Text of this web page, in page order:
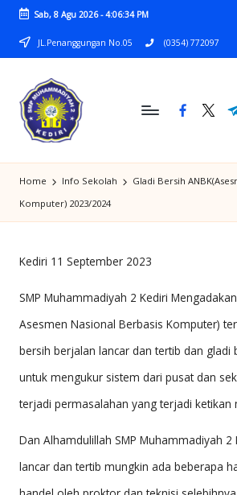
Skip
content
Sab, 8 Agu 2026-4:06:34 PM
JL.Penanggungan No.05 (0354) 772097
S
M
P
U
H
A
M
M
A
D
IY
MUHAMMADIYAH
2
Home Info Sekolah
Gladi Bersih
Komputer) 2023/2024
Kediri 11 September 2023
SMP Muhammadiyah 2 Kediri
Asesmen Nasional Berbasis Komputer)
bersih berjalan lancar dan tertib dan gladi
untuk mengukur sistem dari pusat dan
terjadi permasalahan yang terjadi ketikan
Dan Alhamdulillah SMP Muhammadiyah 2
lancar dan tertib mungkin ada beberapa